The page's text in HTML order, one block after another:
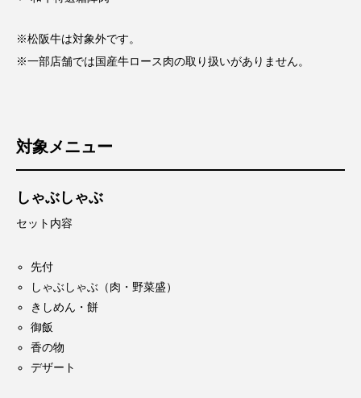
※松阪牛は対象外です。
※一部店舗では国産牛ロース肉の取り扱いがありません。
対象メニュー
しゃぶしゃぶ
セット内容
先付
しゃぶしゃぶ（肉・野菜盛）
きしめん・餅
御飯
香の物
デザート